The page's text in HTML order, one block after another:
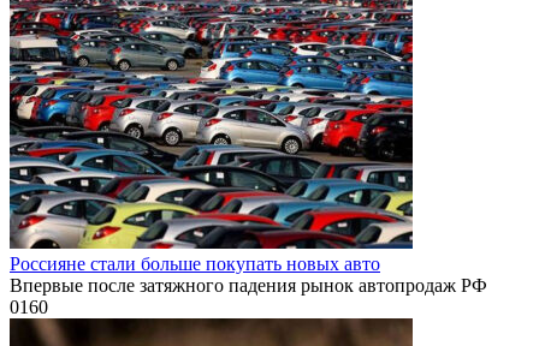
Россияне стали больше покупать новых авто
Впервые после затяжного падения рынок автопродаж РФ
0160